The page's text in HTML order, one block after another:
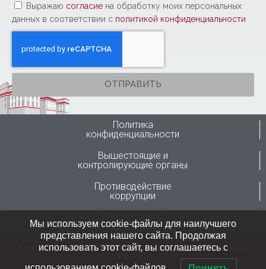
Выражаю согласие на обработку моих персональных
данных в соответствии с политикой конфиденциальности
ОТПРАВИТЬ
Политика
конфиденциальности
Вышестоящие и
контролирующие органы
Противодействие
коррупции
Горячая линия
Минздрава России
© 1946-2024 ФГБУ “ННИИТО им. Я.Л.Цивьяна” Минздрава
Мы используем cookie-файлы для наилучшего
представления нашего сайта. Продолжая
использовать этот сайт, вы соглашаетесь с